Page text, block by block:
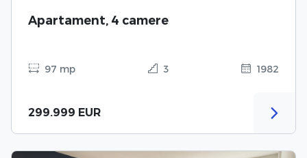
Apartament, 4 camere
97 mp 3 1982
299.999 EUR